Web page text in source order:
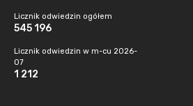
Licznik odwiedzin ogółem
545 196
Licznik odwiedzin w m-cu 2026-
07
1 212